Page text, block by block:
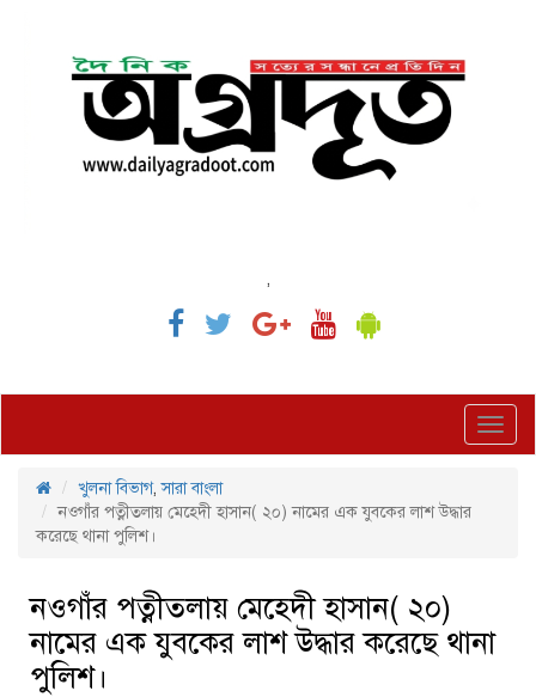
,
খুলনা বিভাগ,সারা বাংলা
নওগাঁর পত্নীতলায় মেহেদী হাসান( ২০) নামের এক যুবকের লাশ উদ্ধার
করেছে থানা পুলিশ।
নওগাঁর পত্নীতলায় মেহেদী হাসান( ২০)
নামের এক যুবকের লাশ উদ্ধার করেছে থানা
পুলিশ।